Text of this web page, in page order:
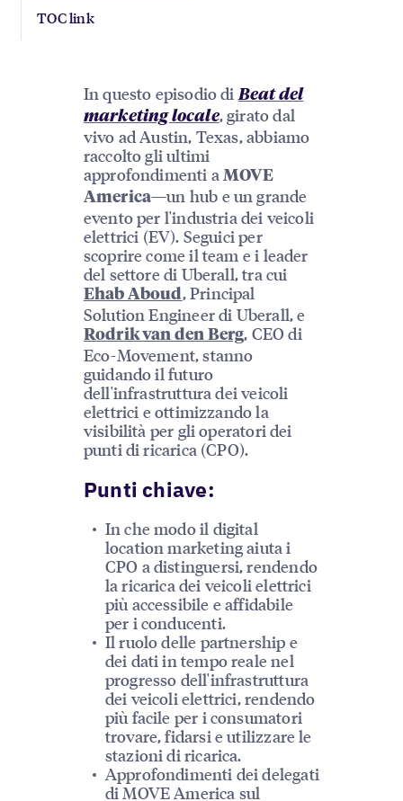
TOC link
In questo episodio di Beat del
marketing locale, girato dal
vivo ad Austin, Texas, abbiamo
raccolto gli ultimi
approfondimenti a MOVE
America—un hub e un grande
evento per l'industria dei veicoli
elettrici (EV). Seguici per
scoprire come il team e i leader
del settore di Uberall, tra cui
Ehab Aboud, Principal
Solution Engineer di Uberall, e
Rodrik van den Berg, CEO di
Eco-Movement, stanno
guidando il futuro
dell'infrastruttura dei veicoli
elettrici e ottimizzando la
visibilità per gli operatori dei
punti di ricarica (CPO).
Punti chiave:
In che modo il digital
location marketing aiuta i
CPO a distinguersi, rendendo
la ricarica dei veicoli elettrici
più accessibile e affidabile
per i conducenti.
Il ruolo delle partnership e
dei dati in tempo reale nel
progresso dell'infrastruttura
dei veicoli elettrici, rendendo
più facile per i consumatori
trovare, fidarsi e utilizzare le
stazioni di ricarica.
Approfondimenti dei delegati
di MOVE America sul